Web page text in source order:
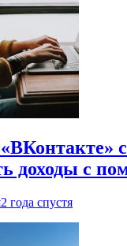
доходы с
2 года спустя